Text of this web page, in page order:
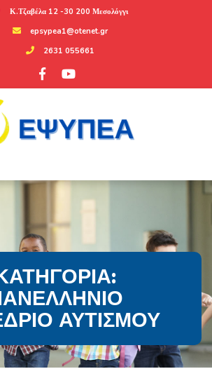
Κ.Τζαβέλα 12 -30 200 Μεσολόγγι
epsypea1@otenet.gr
2631 055661
ΑΥΤΙΣΜΟΎ